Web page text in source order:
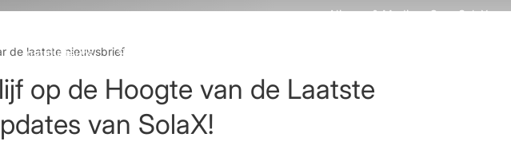
Nieuws & Media Over SolaX
Installateurs Services
de laatste nieuwsbrief
op de Hoogte van de Laatste
van SolaX!